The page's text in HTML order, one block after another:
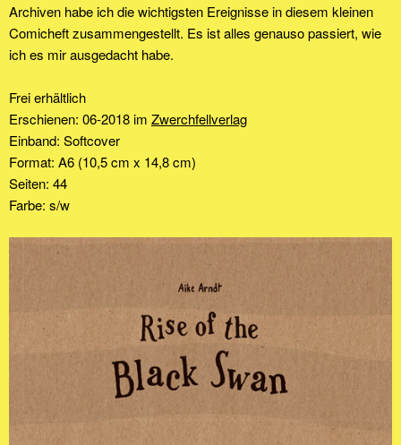
Archiven habe ich die wichtigsten Ereignisse in diesem kleinen
Comicheft zusammengestellt. Es ist alles genauso passiert, wie
ich es mir ausgedacht habe.
Frei erhältlich
Erschienen: 06-2018 im Zwerchfellverlag
Einband: Softcover
Format: A6 (10,5 cm x 14,8 cm)
Seiten: 44
Farbe: s/w